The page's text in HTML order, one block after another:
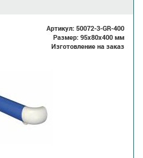
Артикул: 50072-3-GR-400
Размер: 95x80x400 мм
Изготовление на заказ